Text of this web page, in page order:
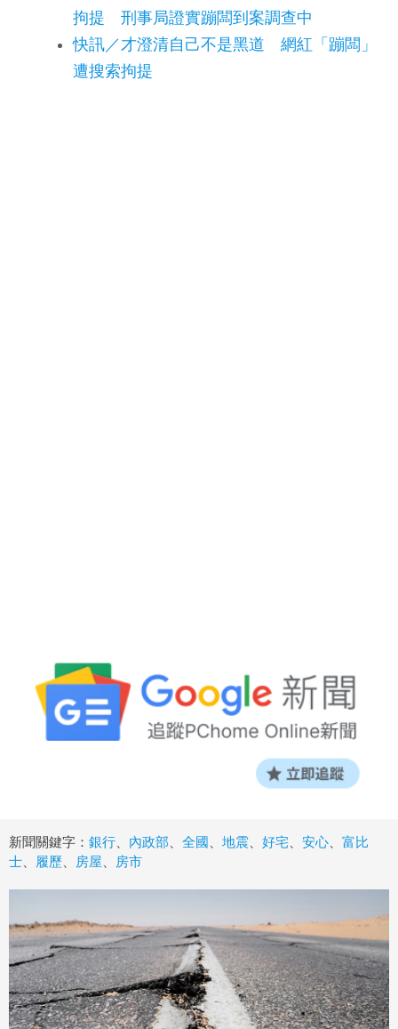
拘提 刑事局證實蹦闆到案調查中
快訊／才澄清自己不是黑道 網紅「蹦闆」
遭搜索拘提
新聞關鍵字： 銀行 內政部 全國 地震 好宅 安心
富比
士
履歷 房屋 房市